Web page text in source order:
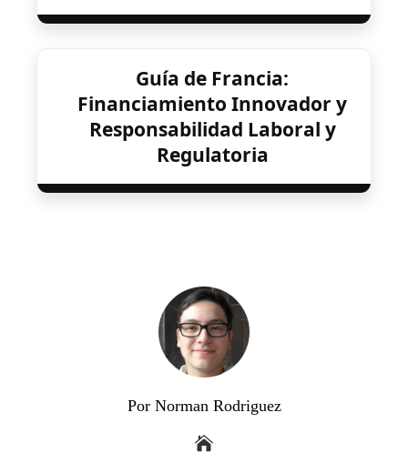
Guía de Francia:
Financiamiento Innovador y
Responsabilidad Laboral y
Regulatoria
Por Norman Rodriguez